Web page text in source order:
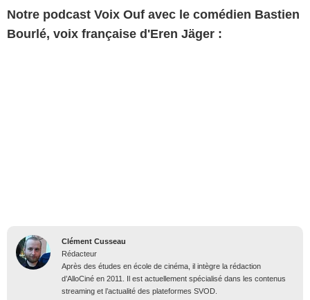
Notre podcast Voix Ouf avec le comédien Bastien
Bourlé, voix française d'Eren Jäger :
Clément Cusseau
Rédacteur
Après des études en école de cinéma, il intègre la rédaction
d’AlloCiné en 2011. Il est actuellement spécialisé dans les contenus
streaming et l’actualité des plateformes SVOD.